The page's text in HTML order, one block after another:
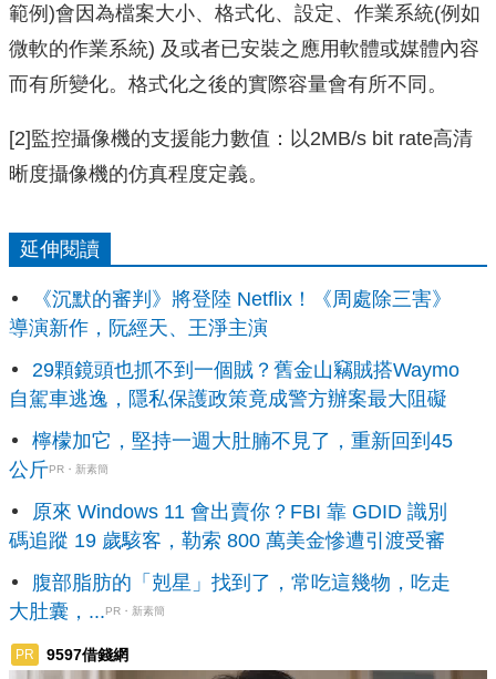
範例)會因為檔案大小、格式化、設定、作業系統(例如
微軟的作業系統) 及或者已安裝之應用軟體或媒體內容
而有所變化。格式化之後的實際容量會有所不同。
[2]監控攝像機的支援能力數值：以2MB/s bit rate高清
晰度攝像機的仿真程度定義。
延伸閱讀
《沉默的審判》將登陸 Netflix！《周處除三害》
導演新作，阮經天、王淨主演
29顆鏡頭也抓不到一個賊？舊金山竊賊搭Waymo
自駕車逃逸，隱私保護政策竟成警方辦案最大阻礙
檸檬加它，堅持一週大肚腩不見了，重新回到45
公斤PR・新素簡
原來 Windows 11 會出賣你？FBI 靠 GDID 識別
碼追蹤 19 歲駭客，勒索 800 萬美金慘遭引渡受審
腹部脂肪的「剋星」找到了，常吃這幾物，吃走
大肚囊，...PR・新素簡
PR 9597借錢網